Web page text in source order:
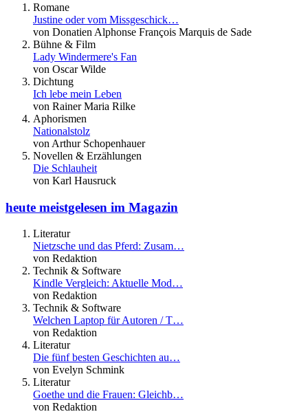
Romane
Justine oder vom Missgeschick…
von Donatien Alphonse François Marquis de Sade
Bühne & Film
Lady Windermere's Fan
von Oscar Wilde
Dichtung
Ich lebe mein Leben
von Rainer Maria Rilke
Aphorismen
Nationalstolz
von Arthur Schopenhauer
Novellen & Erzählungen
Die Schlauheit
von Karl Hausruck
heute meistgelesen im Magazin
Literatur
Nietzsche und das Pferd: Zusam…
von Redaktion
Technik & Software
Kindle Vergleich: Aktuelle Mod…
von Redaktion
Technik & Software
Welchen Laptop für Autoren / T…
von Redaktion
Literatur
Die fünf besten Geschichten au…
von Evelyn Schmink
Literatur
Goethe und die Frauen: Gleichb…
von Redaktion